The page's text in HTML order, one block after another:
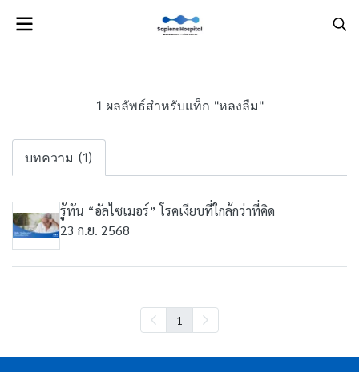
1 ผลลัพธ์สำหรับแท็ก "หลงลืม"
บทความ (1)
รู้ทัน “อัลไซเมอร์” โรคเงียบที่ใกล้กว่าที่คิด
23 ก.ย. 2568
1